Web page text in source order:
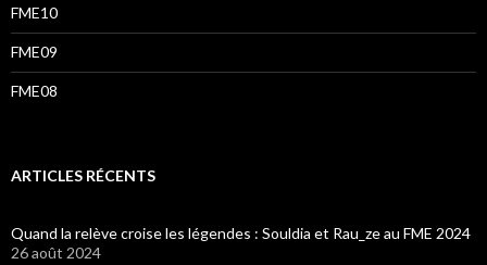
FME10
FME09
FME08
ARTICLES RÉCENTS
Quand la relève croise les légendes : Souldia et Rau_ze au FME 2024
26 août 2024